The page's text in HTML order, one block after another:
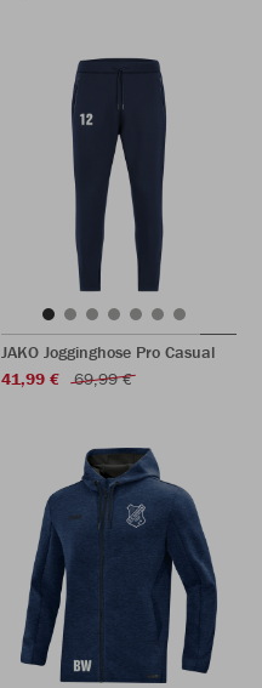
JAKO Jogginghose Pro Casual
41,99 €
69,99 €